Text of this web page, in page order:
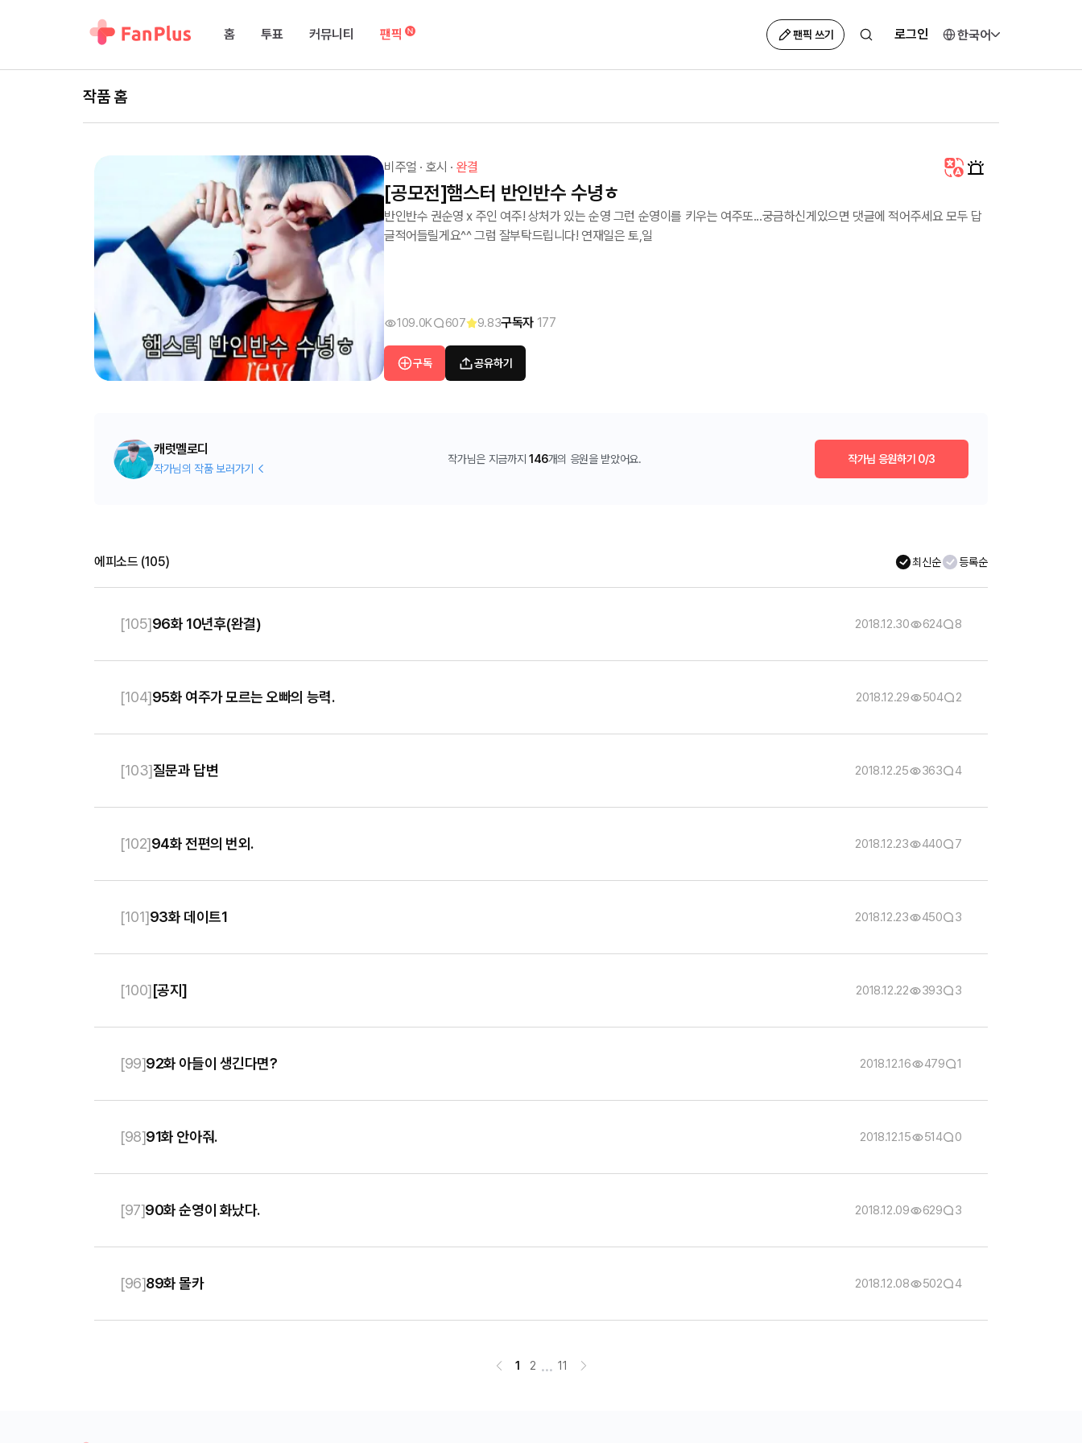
홈 투표 커뮤니티 팬픽 팬픽 쓰기 로그인 한국어
작품 홈
비주얼 · 호시 · 완결
[공모전]햄스터 반인반수 수녕ㅎ
반인반수 권순영 x 주인 여주! 상처가 있는 순영 그런 순영이를 키우는 여주또...궁금하신게있으면 댓글에 적어주세요 모두 답
글적어들릴게요^^ 그럼 잘부탁드립니다! 연재일은 토,일
109.0K 607 9.83구독자 177
구독 공유하기
캐럿멜로디
작가님의 작품 보러가기
작가님은 지금까지 146개의 응원을 받았어요. 작가님 응원하기 0/3
에피소드 (105) 최신순 등록순
[105]96화 10년후(완결) 2018.12.30 624 8
[104]95화 여주가 모르는 오빠의 능력. 2018.12.29 504 2
[103]질문과 답변 2018.12.25 363 4
[102]94화 전편의 번외. 2018.12.23 440 7
[101]93화 데이트1 2018.12.23 450 3
[100][공지] 2018.12.22 393 3
[99]92화 아들이 생긴다면? 2018.12.16 479 1
[98]91화 안아줘. 2018.12.15 514 0
[97]90화 순영이 화났다. 2018.12.09 629 3
[96]89화 몰카 2018.12.08 502 4
1 2 ... 11